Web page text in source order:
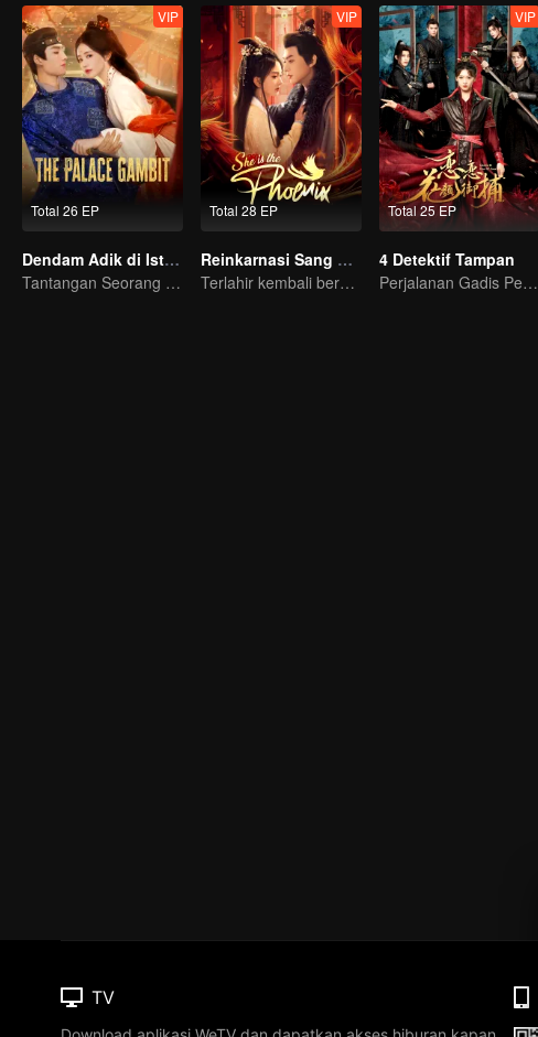
Total 26 EP
VIP
Dendam Adik di Istana
Tantangan Seorang Gadis Demi Membalas Dendam!
Total 28 EP
VIP
Reinkarnasi Sang Phoenix
Terlahir kembali bersama dengan musuhnya, bisakah dia membalaskan dendamnya?
Total 25 EP
VIP
4 Detektif Tampan
Perjalanan Gadis Penjelajah Waktu Memikat 4 Detektif Tampan
TV